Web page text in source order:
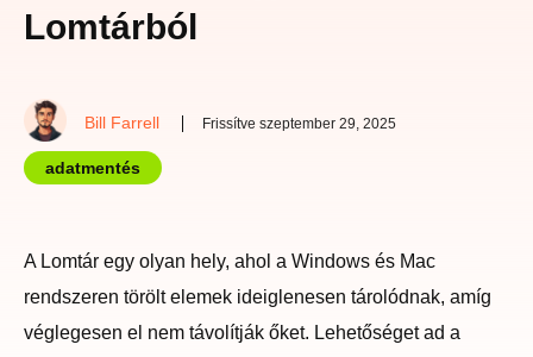
Lomtárból
Bill Farrell Frissítve szeptember 29, 2025
adatmentés
A Lomtár egy olyan hely, ahol a Windows és Mac
rendszeren törölt elemek ideiglenesen tárolódnak, amíg
véglegesen el nem távolítják őket. Lehetőséget ad a